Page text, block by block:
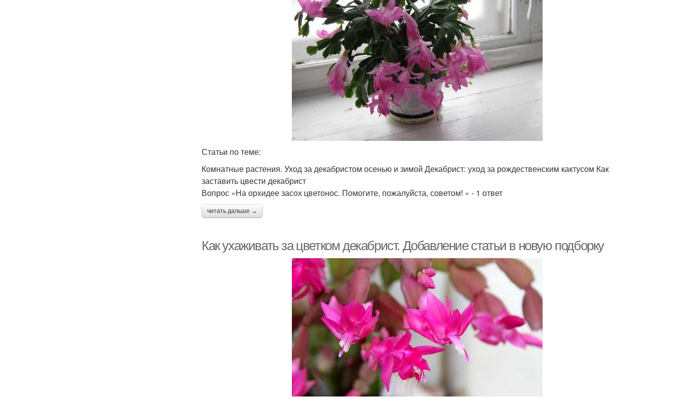
Статьи по теме:
Комнатные растения. Уход за декабристом осенью и зимой Декабрист: уход за рождественским кактусом Как
заставить цвести декабрист
Вопрос «На орхидее засох цветонос. Помогите, пожалуйста, советом! » - 1 ответ
читать дальше →
Как ухаживать за цветком декабрист. Добавление статьи в новую подборку